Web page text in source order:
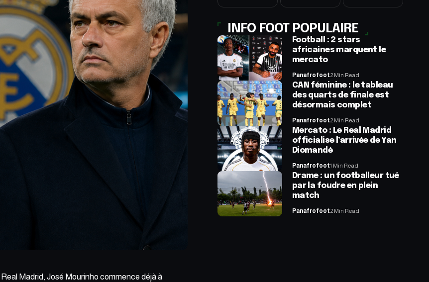
Real Madrid, José Mourinho commence déjà à
INFO FOOT POPULAIRE
Football : 2 stars
africaines marquent le
mercato
Panafrofoot2 Min Read
CAN féminine : le tableau
des quarts de finale est
désormais complet
Panafrofoot2 Min Read
Mercato : Le Real Madrid
officialise l’arrivée de Yan
Diomandé
Panafrofoot1 Min Read
Drame : un footballeur tué
par la foudre en plein
match
Panafrofoot2 Min Read